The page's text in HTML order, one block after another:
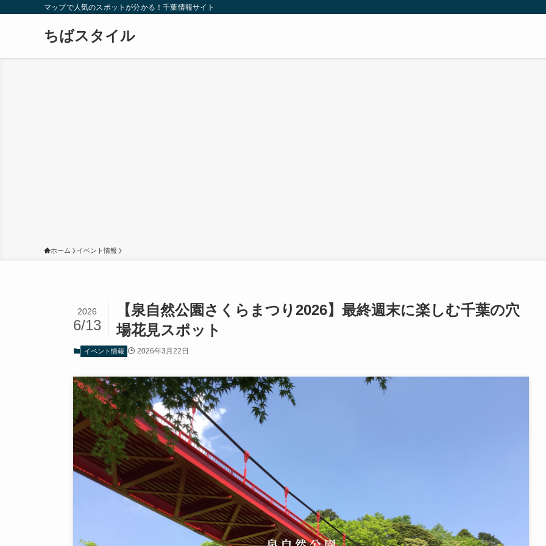
マップで人気のスポットが分かる！千葉情報サイト
ちばスタイル
ホーム イベント情報
【泉自然公園さくらまつり2026】最終週末に楽しむ千葉の穴
場花見スポット
2026
6/13
イベント情報 2026年3月22日